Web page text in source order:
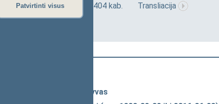
Patvirtinti visus
10:00
Seimo I rūmai, 404 kab.
Transliacija
ir garso įrašų archyvas